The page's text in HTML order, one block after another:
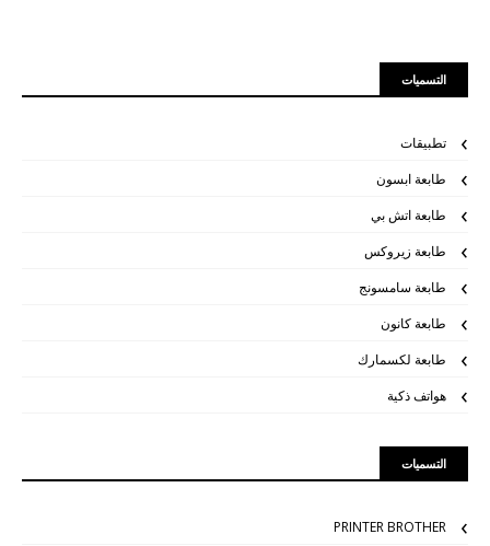
التسميات
تطبيقات
طابعة ابسون
طابعة اتش بي
طابعة زيروكس
طابعة سامسونج
طابعة كانون
طابعة لكسمارك
هواتف ذكية
التسميات
PRINTER BROTHER